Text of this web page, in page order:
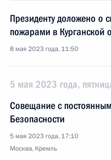
Президенту доложено о
пожарами в Курганской
8 мая 2023 года, 11:50
5 мая 2023 года,
Совещание с
Безопасности
5 мая 2023 года, 17:10
Москва, Кремль